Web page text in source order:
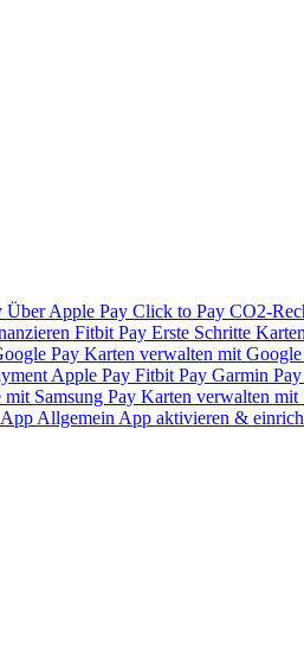
Über Apple Pay Click to Pay CO2-
Fitbit Pay Erste Schritte
Pay Karten verwalten mit
Apple Pay Fitbit Pay Garmin Pay
mit Samsung Pay Karten verwalten mit
Allgemein App aktivieren &